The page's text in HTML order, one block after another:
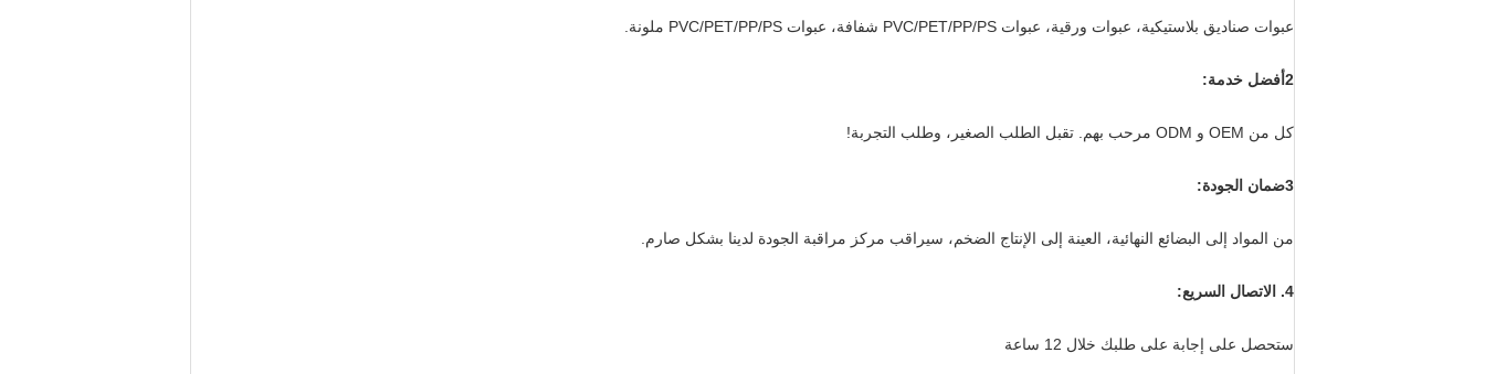
عبوات صناديق بلاستيكية، عبوات ورقية، عبوات PVC/PET/PP/PS شفافة، عبوات PVC/PET/PP/PS ملونة.
2أفضل خدمة:
كل من OEM و ODM مرحب بهم. تقبل الطلب الصغير، وطلب التجربة!
3ضمان الجودة:
من المواد إلى البضائع النهائية، العينة إلى الإنتاج الضخم، سيراقب مركز مراقبة الجودة لدينا بشكل صارم.
4. الاتصال السريع:
ستحصل على إجابة على طلبك خلال 12 ساعة